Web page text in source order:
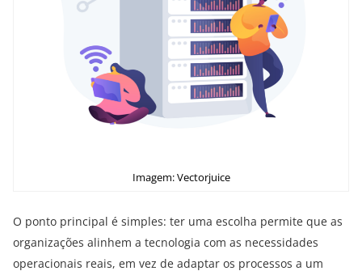
Imagem: Vectorjuice
O ponto principal é simples: ter uma escolha permite que as
organizações alinhem a tecnologia com as necessidades
operacionais reais, em vez de adaptar os processos a um